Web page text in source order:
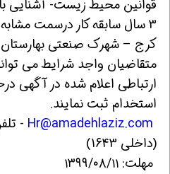
قوانین محیط زیست- آشنایی
3 سال سابقه کار درسمت مشابه در صنعت مواد غذایی
کرج – شهرک صنعتی بهارستان
متقاضیان واجد شرایط می
ارتباطی اعلام شده در آگهی
استخدام ثبت نمایند.
-
(داخلی 1643)
مهلت: ۱۳۹۹/۰۸/۱۱